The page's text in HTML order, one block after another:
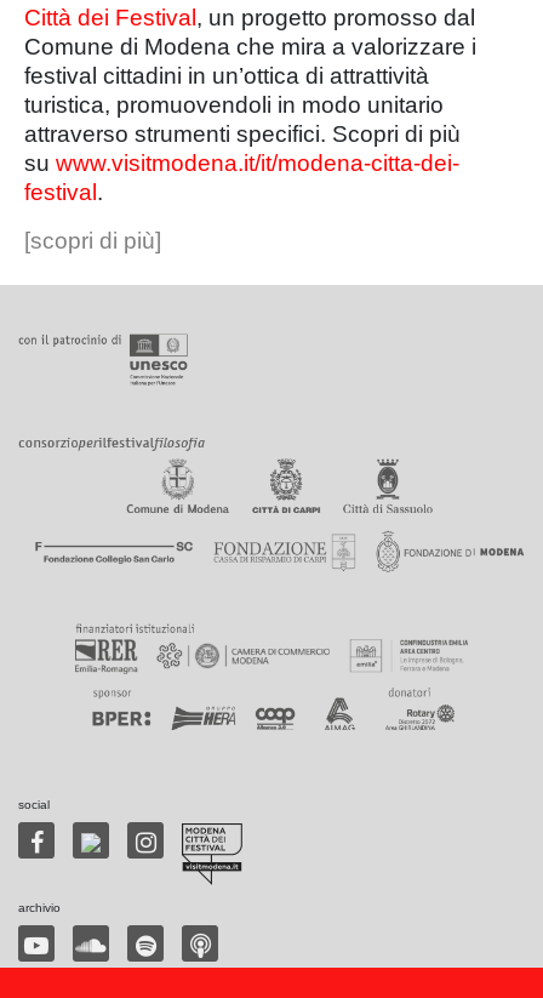
Modena Città dei Festival
festivalfilosofiaè inserito all'interno diModena
Città dei Festival, un progetto promosso dal
Comune di Modena che mira a valorizzare i
festival cittadini in un’ottica di attrattività
turistica, promuovendoli in modo unitario
attraverso strumenti specifici. Scopri di più
festival .
archivio